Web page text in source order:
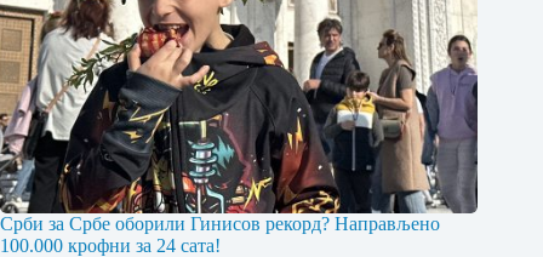
Срби за Србе оборили Гинисов рекорд? Направљено
100.000 крофни за 24 сата!